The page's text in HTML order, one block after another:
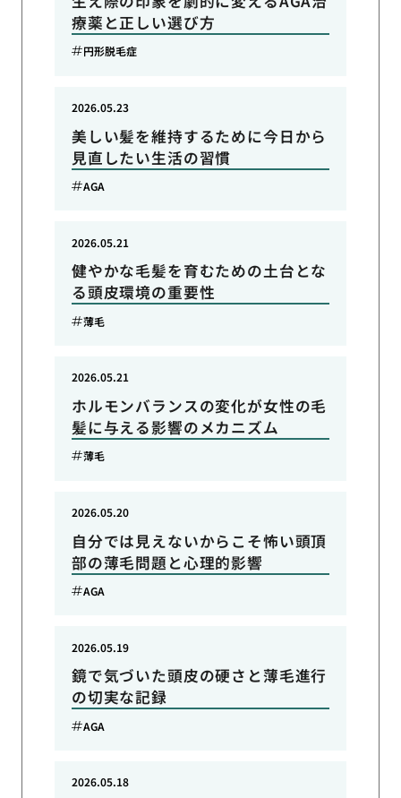
療薬と正しい選び方
円形脱毛症
美しい髪を維持するために今日から
見直したい生活の習慣
2026.05.23
AGA
健やかな毛髪を育むための土台とな
る頭皮環境の重要性
2026.05.21
薄毛
ホルモンバランスの変化が女性の毛
髪に与える影響のメカニズム
2026.05.21
薄毛
自分では見えないからこそ怖い頭頂
部の薄毛問題と心理的影響
2026.05.20
AGA
鏡で気づいた頭皮の硬さと薄毛進行
の切実な記録
2026.05.19
AGA
2026.05.18